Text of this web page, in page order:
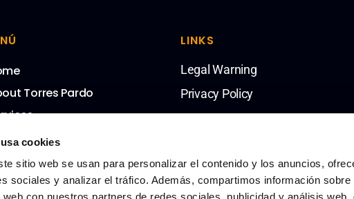
cookies
sitio web se usan para personalizar el contenido y los anuncios,
sociales y analizar el tráfico. Además, compartimos información sobre
Torres Pardo
Team
LINKS
Legal Warning
Privacy Policy